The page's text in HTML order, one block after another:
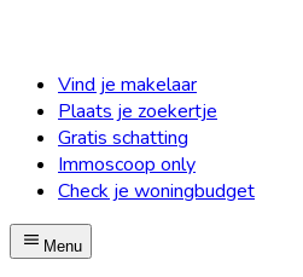
Vind je makelaar
Plaats je zoekertje
Gratis schatting
Immoscoop only
Check je woningbudget
Menu